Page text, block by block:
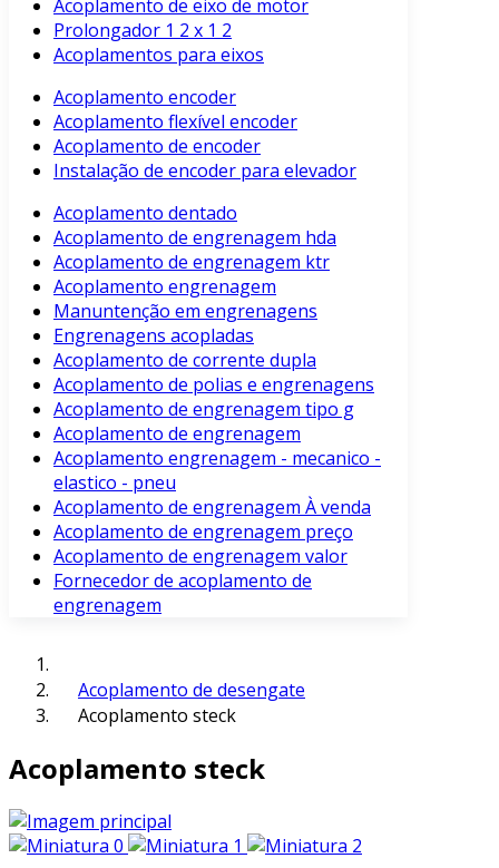
Acoplamento de eixo de motor
Prolongador 1 2 x 1 2
Acoplamentos para eixos
Acoplamento encoder
Acoplamento flexível encoder
Acoplamento de encoder
Instalação de encoder para elevador
Acoplamento dentado
Acoplamento de engrenagem hda
Acoplamento de engrenagem ktr
Acoplamento engrenagem
Manuntenção em engrenagens
Engrenagens acopladas
Acoplamento de corrente dupla
Acoplamento de polias e engrenagens
Acoplamento de engrenagem tipo g
Acoplamento de engrenagem
Acoplamento engrenagem - mecanico -
elastico - pneu
Acoplamento de engrenagem À venda
Acoplamento de engrenagem preço
Acoplamento de engrenagem valor
Fornecedor de acoplamento de
engrenagem
Acoplamento de desengate
Acoplamento steck
Acoplamento steck